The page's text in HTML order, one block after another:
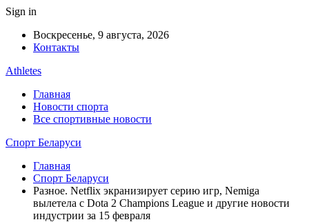
Sign in
Воскресенье, 9 августа, 2026
Контакты
Athletes
Главная
Новости спорта
Все спортивные новости
Спорт Беларуси
Главная
Спорт Беларуси
Разное. Netflix экранизирует серию игр, Nemiga
вылетела с Dota 2 Champions League и другие новости
индустрии за 15 февраля